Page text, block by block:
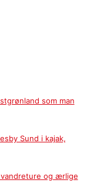
som man
Sund i kajak,
og ærlige